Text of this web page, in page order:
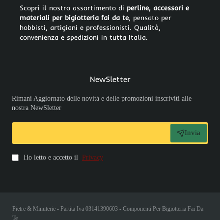
Scopri il nostro assortimento di perline, accessori e
materiali per bigiotteria fai da te, pensato per
hobbisti, artigiani e professionisti. Qualità,
convenienza e spedizioni in tutta Italia.
NewSletter
Rimani Aggiornato delle novità e delle promozioni inscriviti alle
nostra NewSletter
Invia
Ho letto e accetto il Privacy
Pietre & Minuterie - Partita Iva 03141390603 - Componenti Per Bigiotteria Fai Da
Te